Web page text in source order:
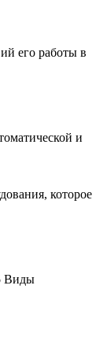
его работы в
и
которое
Виды